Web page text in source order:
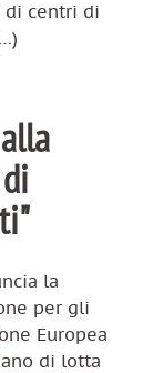
di centri di
la
per gli
Europea
di lotta